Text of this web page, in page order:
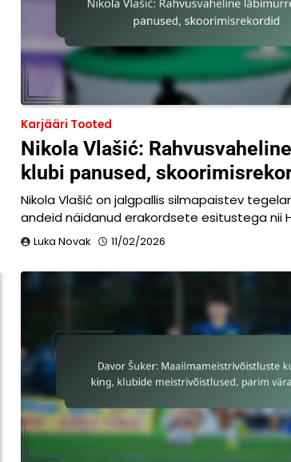
Karjääri Tooted
Nikola Vlašić:
klubi panused,
Nikola Vlašić on jalgpallis silmapaistev
andeid näidanud erakordsete esitustega nii
Luka Novak 11/02/2026